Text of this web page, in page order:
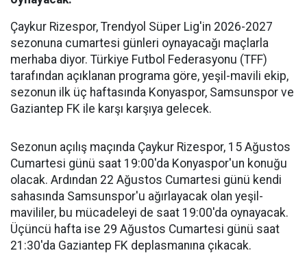
Çaykur Rizespor, Trendyol Süper Lig'in 2026-2027
sezonuna cumartesi günleri oynayacağı maçlarla
merhaba diyor. Türkiye Futbol Federasyonu (TFF)
tarafından açıklanan programa göre, yeşil-mavili ekip,
sezonun ilk üç haftasında Konyaspor, Samsunspor ve
Gaziantep FK ile karşı karşıya gelecek.
Sezonun açılış maçında Çaykur Rizespor, 15 Ağustos
Cumartesi günü saat 19:00'da Konyaspor'un konuğu
olacak. Ardından 22 Ağustos Cumartesi günü kendi
sahasında Samsunspor'u ağırlayacak olan yeşil-
mavililer, bu mücadeleyi de saat 19:00'da oynayacak.
Üçüncü hafta ise 29 Ağustos Cumartesi günü saat
21:30'da Gaziantep FK deplasmanına çıkacak.